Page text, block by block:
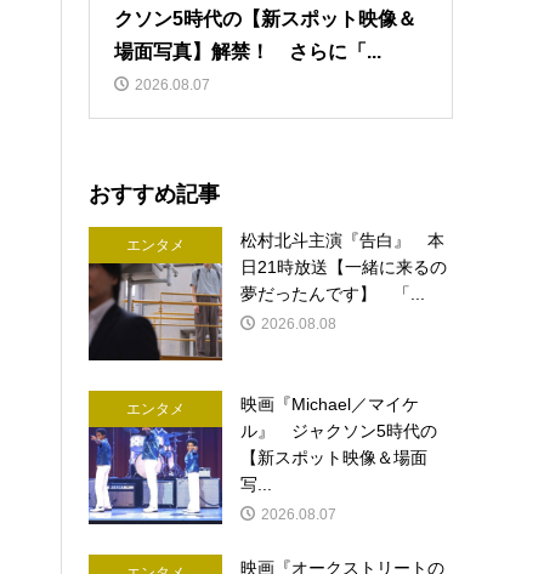
クソン5時代の【新スポット映像＆
場面写真】解禁！ さらに「...
2026.08.07
おすすめ記事
エンタメ
松村北斗主演『告白』 本
日21時放送【一緒に来るの
夢だったんです】 「...
2026.08.08
エンタメ
映画『Michael／マイケ
ル』 ジャクソン5時代の
【新スポット映像＆場面
写...
2026.08.07
映画『オークストリートの